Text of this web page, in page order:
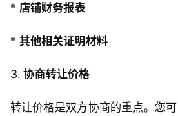
* 店铺财务报表
* 其他相关证明材料
3. 协商转让价格
转让价格是双方协商的重点。您可